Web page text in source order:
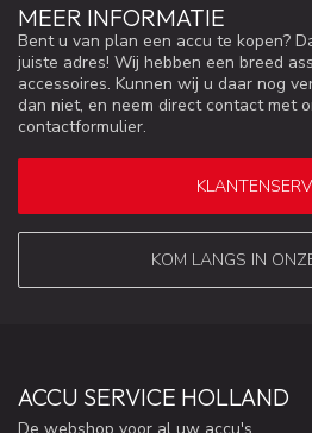
MEER INFORMATIE
Bent u van plan een accu te kopen?
juiste adres! Wij hebben een breed
accessoires. Kunnen wij u daar nog
dan niet, en neem direct contact met
contactformulier.
KOM LANGS IN
ACCU SERVICE HOLLAND
De webshop voor al uw accu's